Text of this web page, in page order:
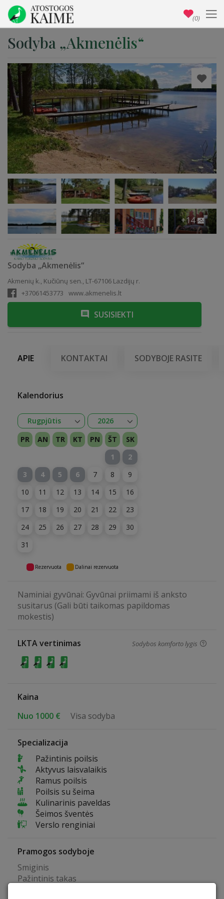
Sodyba „Akmenėlis“
+14
Sodyba „Akmenėlis“
Akmenių k., Kučiūnų sen., LT-67106 Lazdijų r.
+37061453773
www.akmenelis.lt
SUSISIEKTI
APIE KONTAKTAI SODYBOJE RASITE
Kalendorius
Rugpjūtis
Sausis
Vasaris
Kovas
Balandis
Gegužė
Birželis
Liepa
Rugpjūtis
Rugsėjis
Spalis
Lapkritis
Gruodis
Atidaryti
2026
2026
2027
Atidaryti
PR AN TR KT PN ŠT
SK
1
2
3
4 5 6 7 8
9
10
11 12 13 14 15
16
17
18 19 20 21 22
23
24
25 26 27 28 29
30
31
Rezervuota Dalinai rezervuota
Naminiai gyvūnai: Gyvūnai priimami iš anksto
susitarus (Gali būti taikomas papildomas
mokestis)
LKTA vertinimas Sodybos komforto lygis
Kaina
Nuo 1000 €
Visa sodyba
Specializacija
Pažintinis poilsis
Aktyvus laisvalaikis
Ramus poilsis
Poilsis su šeima
Kulinarinis paveldas
Šeimos šventės
Verslo renginiai
Pramogos sodyboje
Smiginis
Pažintinis takas
(0)